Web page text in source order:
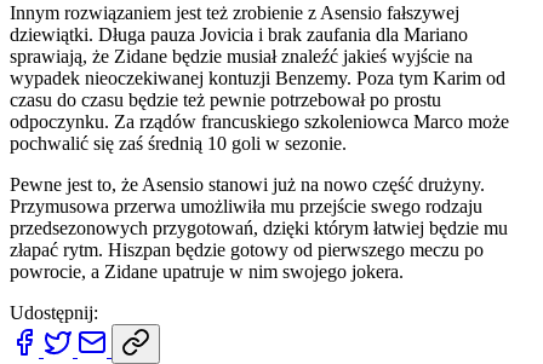
Innym rozwiązaniem jest też zrobienie z Asensio fałszywej
dziewiątki. Długa pauza Jovicia i brak zaufania dla Mariano
sprawiają, że Zidane będzie musiał znaleźć jakieś wyjście na
wypadek nieoczekiwanej kontuzji Benzemy. Poza tym Karim od
czasu do czasu będzie też pewnie potrzebował po prostu
odpoczynku. Za rządów francuskiego szkoleniowca Marco może
pochwalić się zaś średnią 10 goli w sezonie.
Pewne jest to, że Asensio stanowi już na nowo część drużyny.
Przymusowa przerwa umożliwiła mu przejście swego rodzaju
przedsezonowych przygotowań, dzięki którym łatwiej będzie mu
złapać rytm. Hiszpan będzie gotowy od pierwszego meczu po
powrocie, a Zidane upatruje w nim swojego jokera.
Udostępnij: